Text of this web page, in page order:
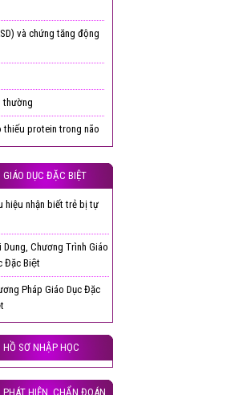
và chứng tăng động
thường
thiếu protein trong não
GIÁO DỤC ĐẶC BIỆT
hiệu nhận biết trẻ bị tự
Dung, Chương Trình Giáo
Đặc Biệt
Pháp Giáo Dục Đặc
HỒ SƠ NHẬP HỌC
PHÁT HIỆN, CHẨN ĐOÁN,